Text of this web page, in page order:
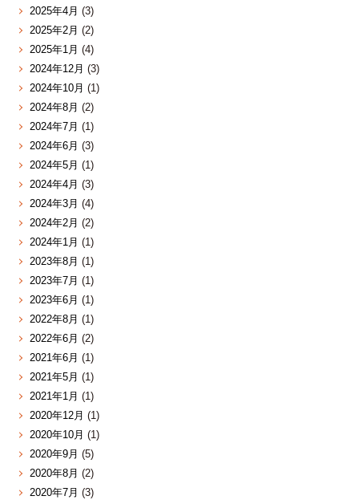
2025年4月 (3)
2025年2月 (2)
2025年1月 (4)
2024年12月 (3)
2024年10月 (1)
2024年8月 (2)
2024年7月 (1)
2024年6月 (3)
2024年5月 (1)
2024年4月 (3)
2024年3月 (4)
2024年2月 (2)
2024年1月 (1)
2023年8月 (1)
2023年7月 (1)
2023年6月 (1)
2022年8月 (1)
2022年6月 (2)
2021年6月 (1)
2021年5月 (1)
2021年1月 (1)
2020年12月 (1)
2020年10月 (1)
2020年9月 (5)
2020年8月 (2)
2020年7月 (3)